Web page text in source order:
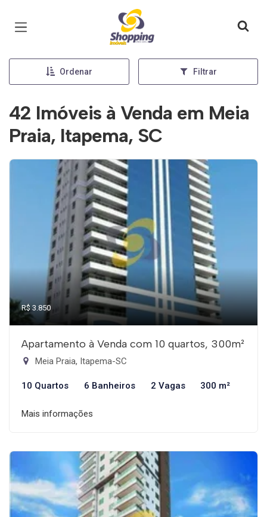
Página inicial
Ordenar Filtrar
42 Imóveis à Venda em Meia
Praia, Itapema, SC
R$ 3.850
Apartamento à Venda com 10 quartos, 300m²
Meia Praia, Itapema-SC
10 Quartos 6 Banheiros 2 Vagas 300 m²
Mais informações